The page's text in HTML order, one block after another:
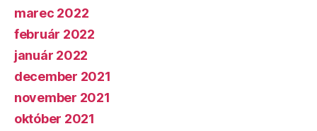
marec 2022
február 2022
január 2022
december 2021
november 2021
október 2021